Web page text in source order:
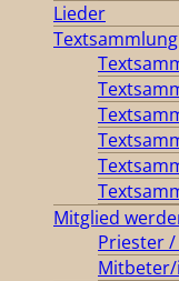
Lieder
Textsammlung
Mitglied
Priester